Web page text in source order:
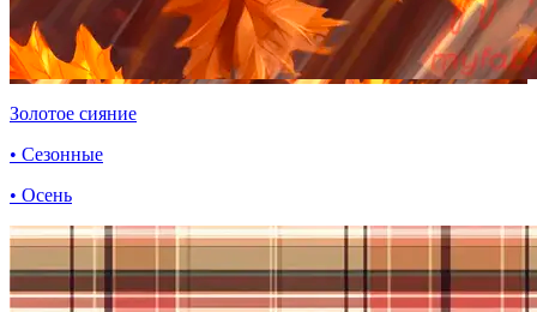
Золотое сияние
• Сезонные
• Осень